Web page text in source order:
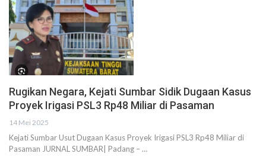
Rugikan Negara, Kejati Sumbar Sidik Dugaan Kasus
Proyek Irigasi PSL3 Rp48 Miliar di Pasaman
14 Mei 2025
Kejati Sumbar Usut Dugaan Kasus Proyek Irigasi PSL3 Rp48 Miliar di
Pasaman JURNAL SUMBAR| Padang – …